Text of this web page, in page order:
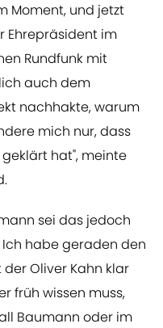
Moment, und jetzt
Ehrepräsident im
Rundfunk mit
auch dem
nachhakte, warum
mich nur, dass
hat", meinte
sei das jedoch
habe geraden den
Oliver Kahn klar
früh wissen muss,
Baumann oder im